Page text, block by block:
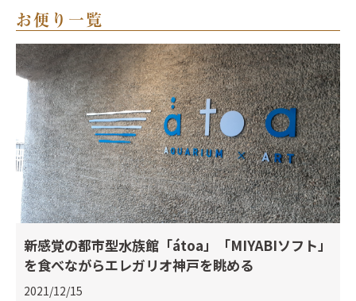
お便り一覧
新感覚の都市型水族館「átoa」「MIYABIソフト」
を食べながらエレガリオ神戸を眺める
2021/12/15